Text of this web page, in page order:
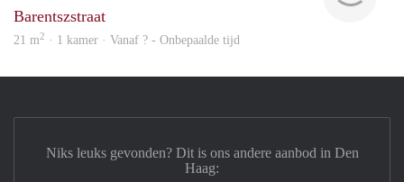
Barentszstraat
21 m2 · 1 kamer · Vanaf ? - Onbepaalde tijd
Niks leuks gevonden? Dit is ons andere aanbod in Den
Haag: